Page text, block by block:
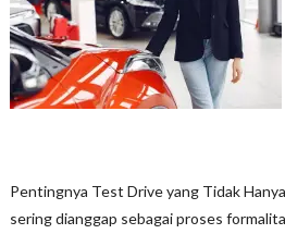
Pentingnya Test Drive yang Tidak
sering dianggap sebagai proses